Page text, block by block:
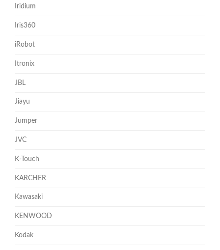
Iridium
Iris360
iRobot
Itronix
JBL
Jiayu
Jumper
JVC
K-Touch
KARCHER
Kawasaki
KENWOOD
Kodak